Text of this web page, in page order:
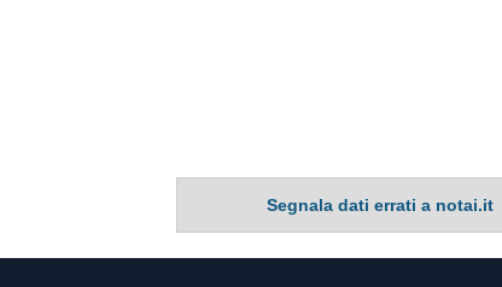
Segnala dati errati a notai.it